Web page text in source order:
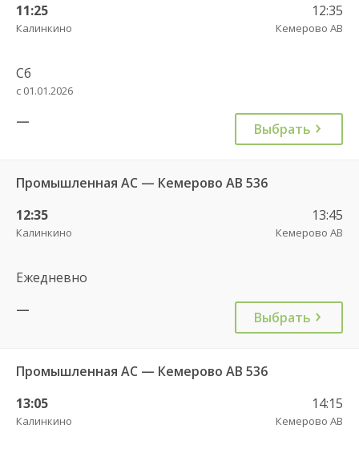
11:25
Калинкино
12:35
Кемерово АВ
Сб
с 01.01.2026
— Выбрать
Промышленная АС — Кемерово АВ 536
12:35
Калинкино
13:45
Кемерово АВ
Ежедневно
—
Выбрать
Промышленная АС — Кемерово АВ 536
13:05
Калинкино
14:15
Кемерово АВ